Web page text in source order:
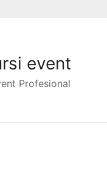
event
Profesional